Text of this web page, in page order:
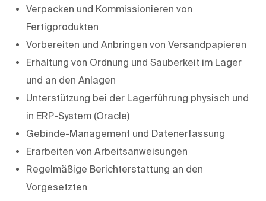
Verpacken und Kommissionieren von
Fertigprodukten
Vorbereiten und Anbringen von Versandpapieren
Erhaltung von Ordnung und Sauberkeit im Lager
und an den Anlagen
Unterstützung bei der Lagerführung physisch und
in ERP-System (Oracle)
Gebinde-Management und Datenerfassung
Erarbeiten von Arbeitsanweisungen
Regelmäßige Berichterstattung an den
Vorgesetzten